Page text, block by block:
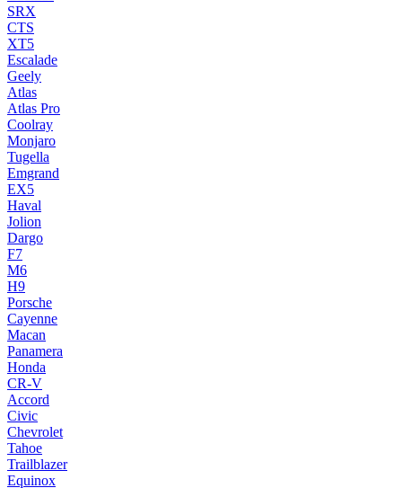
SRX
CTS
XT5
Escalade
Geely
Atlas
Atlas Pro
Coolray
Monjaro
Tugella
Emgrand
EX5
Haval
Jolion
Dargo
F7
M6
H9
Porsche
Cayenne
Macan
Panamera
Honda
CR-V
Accord
Civic
Chevrolet
Tahoe
Trailblazer
Equinox